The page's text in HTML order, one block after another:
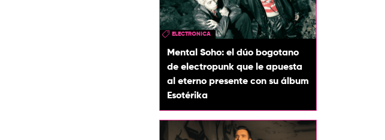
ELECTRONICA
Mental Soho: el dúo bogotano
de electropunk que le apuesta
al eterno presente con su álbum
Esotérika